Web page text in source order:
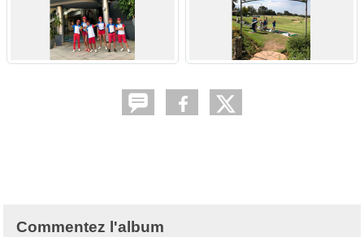
Commentez l'album